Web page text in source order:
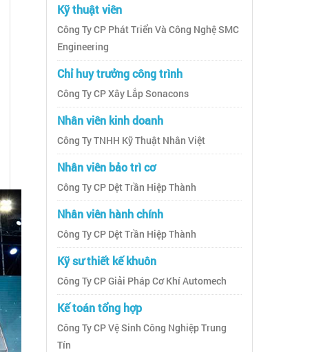
Kỹ thuật viên
Công Ty CP Phát Triển Và Công Nghệ SMC
Engineering
Chỉ huy trưởng công trình
Công Ty CP Xây Lắp Sonacons
Nhân viên kinh doanh
Công Ty TNHH Kỹ Thuật Nhân Việt
Nhân viên bảo trì cơ
Công Ty CP Dệt Trần Hiệp Thành
Nhân viên hành chính
Công Ty CP Dệt Trần Hiệp Thành
Kỹ sư thiết kế khuôn
Công Ty CP Giải Pháp Cơ Khí Automech
Kế toán tổng hợp
Công Ty CP Vệ Sinh Công Nghiệp Trung
Tín